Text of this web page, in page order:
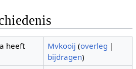
heeft
Mvkooij (overleg |
bijdragen)